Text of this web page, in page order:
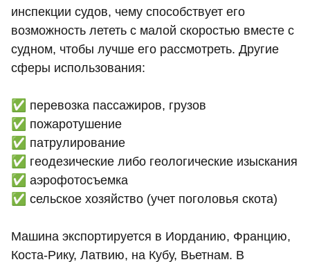
инспекции судов, чему способствует его
возможность лететь с малой скоростью вместе с
судном, чтобы лучше его рассмотреть. Другие
сферы использования:
✅ перевозка пассажиров, грузов
✅ пожаротушение
✅ патрулирование
✅ геодезические либо геологические изыскания
✅ аэрофотосъемка
✅ сельское хозяйство (учет поголовья скота)
Машина экспортируется в Иорданию, Францию,
Коста-Рику, Латвию, на Кубу, Вьетнам. В